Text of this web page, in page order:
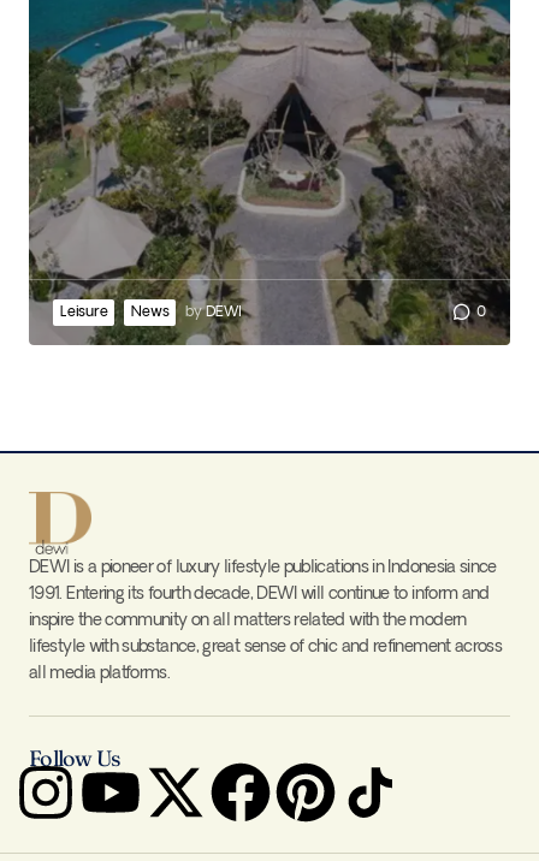
Leisure News byDEWI 0
DEWI is a pioneer of luxury lifestyle publications in Indonesia since
1991. Entering its fourth decade, DEWI will continue to inform and
inspire the community on all matters related with the modern
lifestyle with substance, great sense of chic and refinement across
all media platforms.
Follow Us